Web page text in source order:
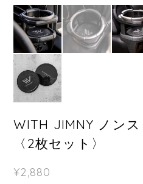
WITH JIMNY ノン
〈2枚セット〉
¥2,880